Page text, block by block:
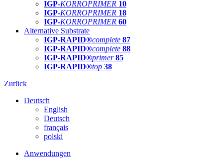
IGP-KORROPRIMER 10
IGP-KORROPRIMER 18
IGP-KORROPRIMER 60
Alternative Substrate
IGP-RAPID®complete 87
IGP-RAPID®complete 88
IGP-RAPID®primer 85
IGP-RAPID®top 38
Zurück
Deutsch
English
Deutsch
français
polski
Anwendungen